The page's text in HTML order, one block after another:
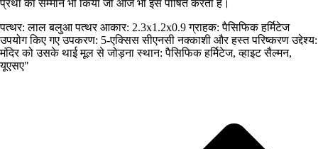
प्रथा का सम्मान भी किया जो आज भी इसे पोषित करती है।
पत्थर: लाल बलुआ पत्थर आकार: 2.3x1.2x0.9 ग्राहक: पैसिफिक हर्मिटेज
उपयोग किए गए उपकरण: 5-एक्सिस सीएनसी नक्काशी और हस्त परिष्करण उद्देश्य:
मंदिर को उसके थाई मूल से जोड़ना स्थान: पैसिफिक हर्मिटेज, व्हाइट सैल्मन,
यूएसए"